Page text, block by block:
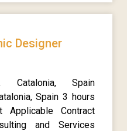
Designer
Catalonia, Spain
Spain 3 hours
Contract
and Services